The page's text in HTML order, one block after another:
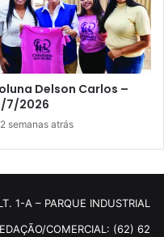
Delson Carlos –
7/2026
2 semanas atrás
1-A – PARQUE INDUSTRIAL
COMERCIAL: (62) 62